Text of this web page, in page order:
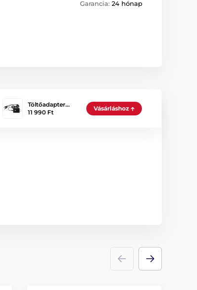
Garancia: 24 hónap
Töltőadapter…
11 990 Ft
Vásárláshoz